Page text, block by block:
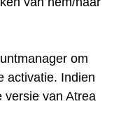
om
activatie. Indien
versie van Atrea